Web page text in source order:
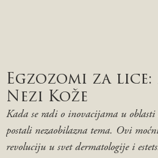
Egzozomi za lice:
Nezi Kože
Kada se radi o inovacijama u oblasti
postali nezaobilazna tema. Ovi
revoluciju u svet dermatologije i